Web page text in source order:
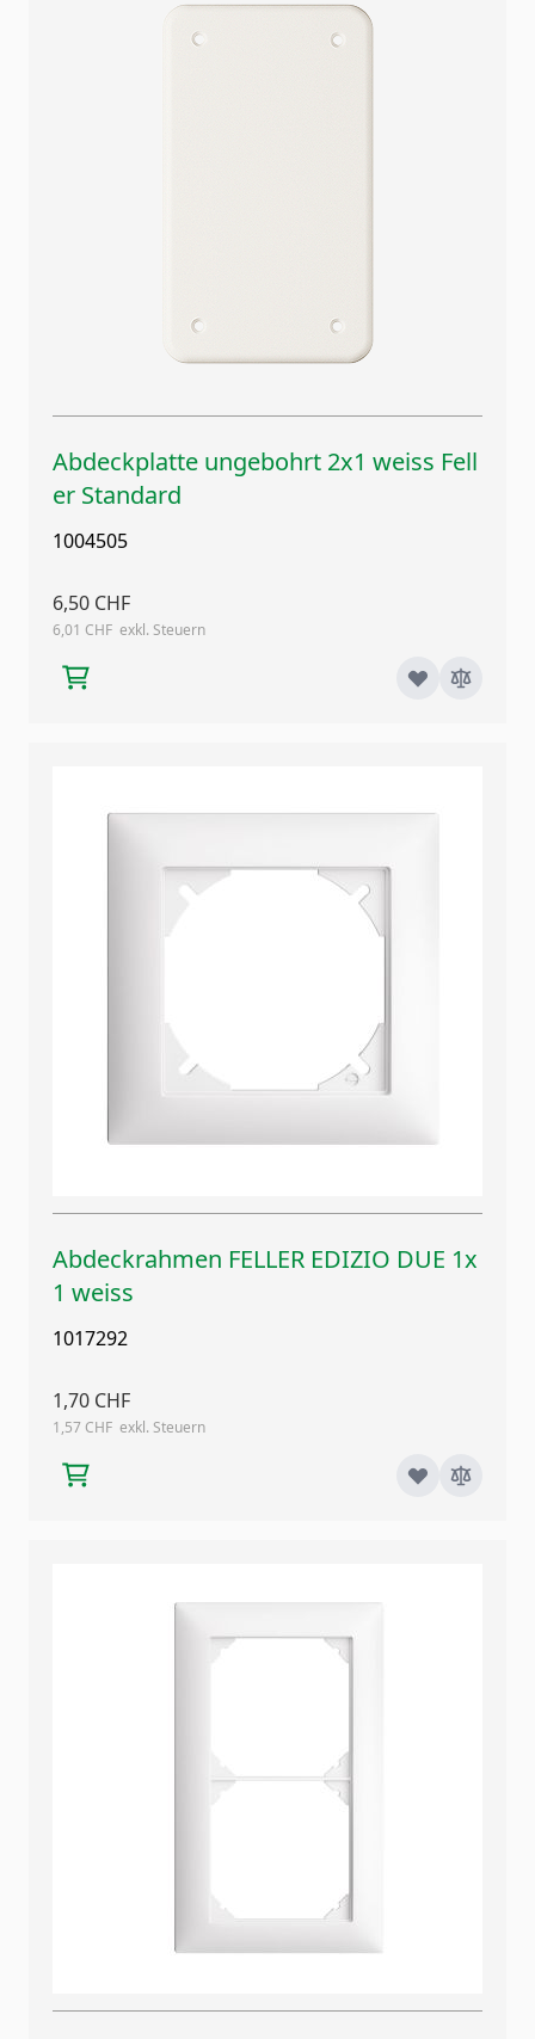
Abdeckplatte ungebohrt 2x1 weiss Fell
er Standard
1004505
6,50 CHF
6,01 CHF
Abdeckrahmen FELLER EDIZIO DUE 1x
1 weiss
1017292
1,70 CHF
1,57 CHF